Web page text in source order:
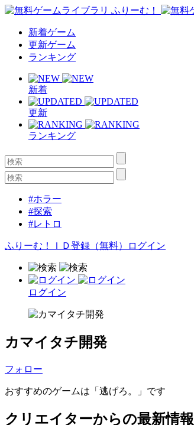
新着ゲーム
更新ゲーム
ランキング
新着
更新
ランキング
#ホラー
#探索
#レトロ
ふりーむ！ＩＤ登録（無料） ログイン
ログイン
カマイタチ開発
フォロー
おすすめのゲームは「逃げろ。」です
クリエイターからの最新情報